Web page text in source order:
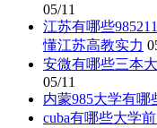
05/11
江苏有哪些
懂江苏高教实力
安微有哪些三本
05/11
内蒙985大学有哪
cuba有哪些大学